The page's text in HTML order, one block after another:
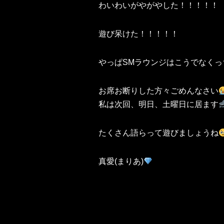
わいわいがやがやした！！！！！
遊び呆けた！！！！！
やっぱSMラウンジはこうでなく
お席お断りした方々ごめんなさい
私は次回、明日、土曜日に居ます
たくさん語らって遊びましょうね
真愛(まりあ)